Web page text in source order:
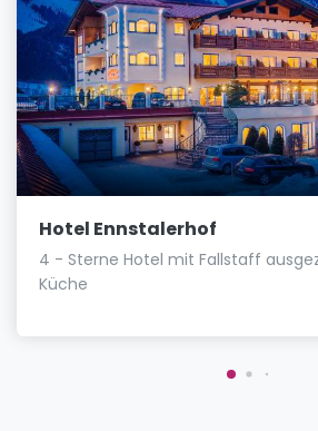
Hotel Ennstalerhof
4 - Sterne Hotel mit Fallstaff
Küche